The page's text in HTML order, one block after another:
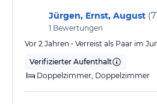
Jürgen, Ernst, August (
1 Bewertungen
Vor 2 Jahren • Verreist als Paar im
Verifizierter Aufenthalt
Doppelzimmer, Doppelzimmer